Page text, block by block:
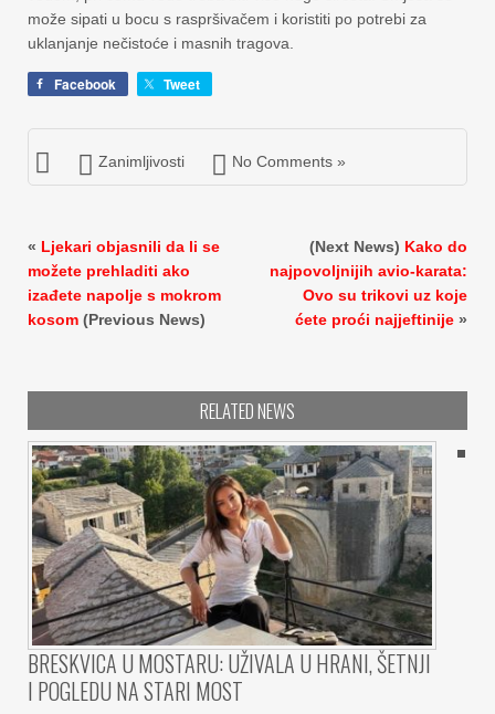
može sipati u bocu s raspršivačem i koristiti po potrebi za
uklanjanje nečistoće i masnih tragova.
Facebook Tweet
Zanimljivosti No Comments »
« Ljekari objasnili da li se
možete prehladiti ako
izađete napolje s mokrom
kosom (Previous News)
(Next News) Kako do
najpovoljnijih avio-karata:
Ovo su trikovi uz koje
ćete proći najjeftinije »
RELATED NEWS
BRESKVICA U MOSTARU: UŽIVALA U HRANI, ŠETNJI
I POGLEDU NA STARI MOST